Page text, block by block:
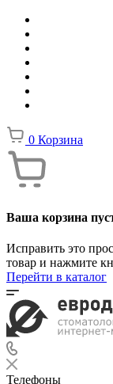
0 Корзина
Ваша корзина
Исправить это
товар и нажмите
Перейти в каталог
Телефоны